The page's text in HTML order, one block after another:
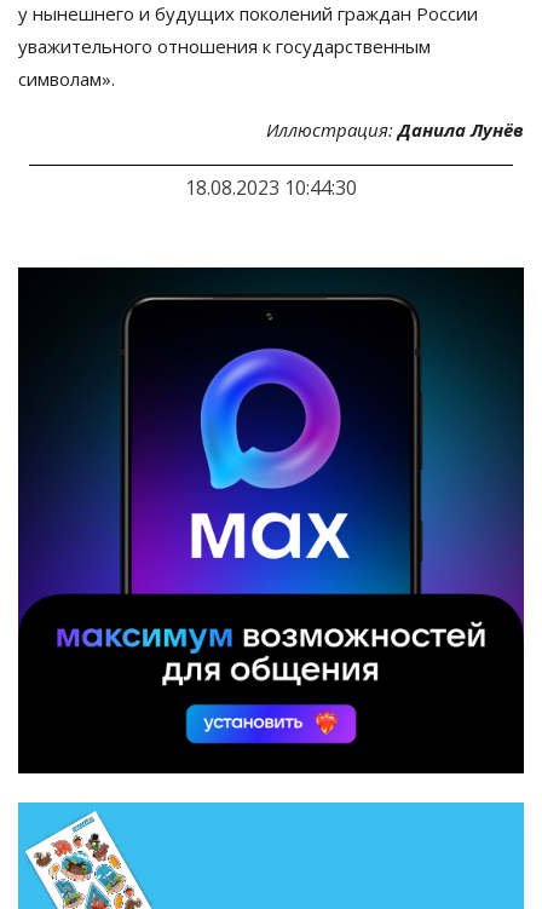
у нынешнего и будущих поколений граждан России
уважительного отношения к государственным
символам».
Иллюстрация:Данила Лунёв
18.08.2023 10:44:30